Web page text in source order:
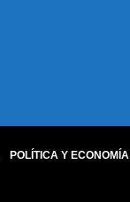
POLÍTICA Y ECONOMÍA